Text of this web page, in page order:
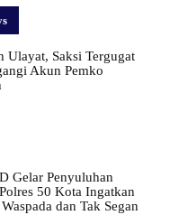
Ulayat, Saksi Tergugat
Akun Pemko
Gelar Penyuluhan
50 Kota Ingatkan
dan Tak Segan